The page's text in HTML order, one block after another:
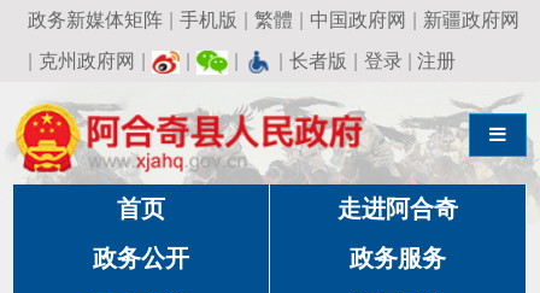
政务新媒体矩阵 | 手机版 繁體 | 中国政府网 | 新疆政府网
克州政府网 | | | 长者版 | 登录|注册
导航切换
首页 走进阿合奇
政务公开 政务服务
互动交流 数据开放